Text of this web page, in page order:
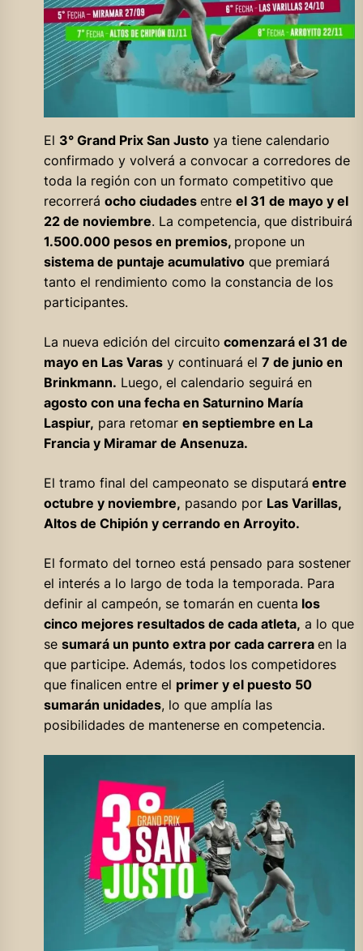
El 3° Grand Prix San Justoya tiene calendario
confirmado y volverá a convocar a corredores de
toda la región con un formato competitivo que
recorrerá ocho ciudades entre el 31 de mayo y el
22 de noviembre. La competencia, que distribuirá
1.500.000 pesos en premios, propone un
sistema de puntaje acumulativoque premiará
tanto el rendimiento como la constancia de los
participantes.
La nueva edición del circuito comenzará el 31 de
mayo en Las Varasy continuará el 7 de junio en
Brinkmann. Luego, el calendario seguirá en
agosto con una fecha en Saturnino María
Laspiur, para retomar en septiembre en La
Francia y Miramar de Ansenuza.
El tramo final del campeonato se disputará entre
octubre y noviembre, pasando por Las Varillas,
Altos de Chipión y cerrando en Arroyito.
El formato del torneo está pensado para sostener
el interés a lo largo de toda la temporada. Para
definir al campeón, se tomarán en cuenta los
cinco mejores resultados de cada atleta, a lo que
se sumará un punto extra por cada carrera en la
que participe. Además, todos los competidores
que finalicen entre el primer y el puesto 50
sumarán unidades, lo que amplía las
posibilidades de mantenerse en competencia.